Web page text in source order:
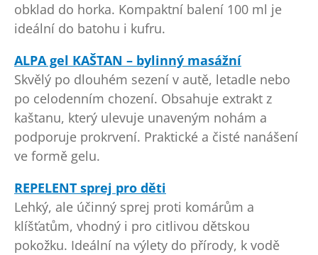
obklad do horka. Kompaktní balení 100 ml je
ideální do batohu i kufru.
ALPA gel KAŠTAN – bylinný masážní
Skvělý po dlouhém sezení v autě, letadle nebo
po celodenním chození. Obsahuje extrakt z
kaštanu, který ulevuje unaveným nohám a
podporuje prokrvení. Praktické a čisté nanášení
ve formě gelu.
REPELENT sprej pro děti
Lehký, ale účinný sprej proti komárům a
klíšťatům, vhodný i pro citlivou dětskou
pokožku. Ideální na výlety do přírody, k vodě